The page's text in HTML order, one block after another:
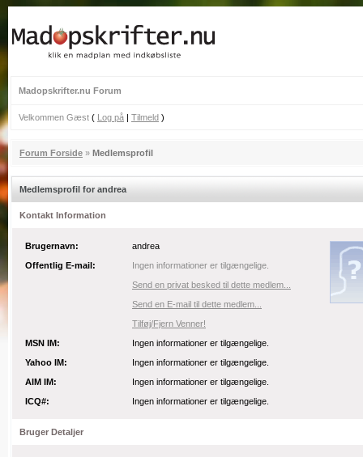
Madopskrifter.nu Forum
Velkommen Gæst ( Log på | Tilmeld )
Forum Forside » Medlemsprofil
Medlemsprofil for andrea
Kontakt Information
Brugernavn:
andrea
Offentlig E-mail:
Ingen informationer er tilgængelige.
Send en privat besked til dette medlem...
Send en E-mail til dette medlem...
Tilføj/Fjern Venner!
MSN IM:
Ingen informationer er tilgængelige.
Yahoo IM:
Ingen informationer er tilgængelige.
AIM IM:
Ingen informationer er tilgængelige.
ICQ#:
Ingen informationer er tilgængelige.
Bruger Detaljer